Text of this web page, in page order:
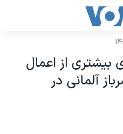
از اعمال
آلمانی در